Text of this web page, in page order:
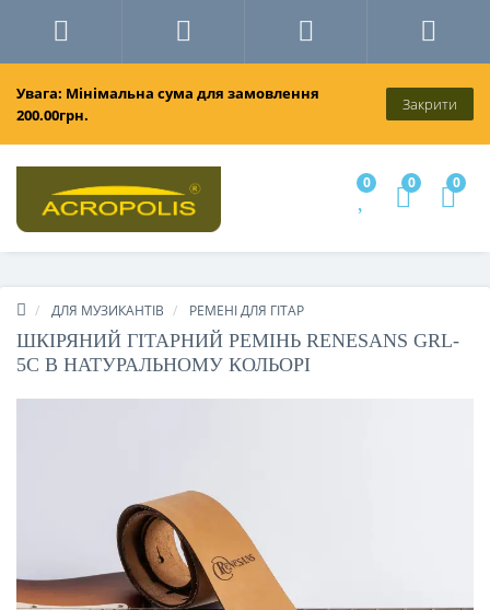
Увага: Мінімальна сума для замовлення
200.00грн.
Закрити
0 0 0
ДЛЯ МУЗИКАНТІВ РЕМЕНІ ДЛЯ ГІТАР
ШКІРЯНИЙ ГІТАРНИЙ РЕМІНЬ RENESANS GRL-
5C В НАТУРАЛЬНОМУ КОЛЬОРІ